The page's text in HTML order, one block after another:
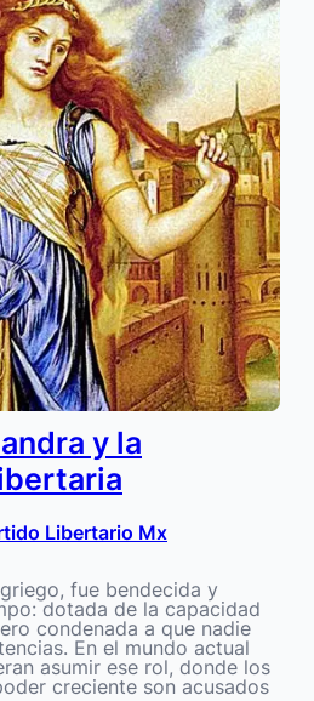
y la
Libertario Mx
fue bendecida y
dotada de la capacidad
condenada a que nadie
En el mundo actual
asumir ese rol, donde los
creciente son acusados